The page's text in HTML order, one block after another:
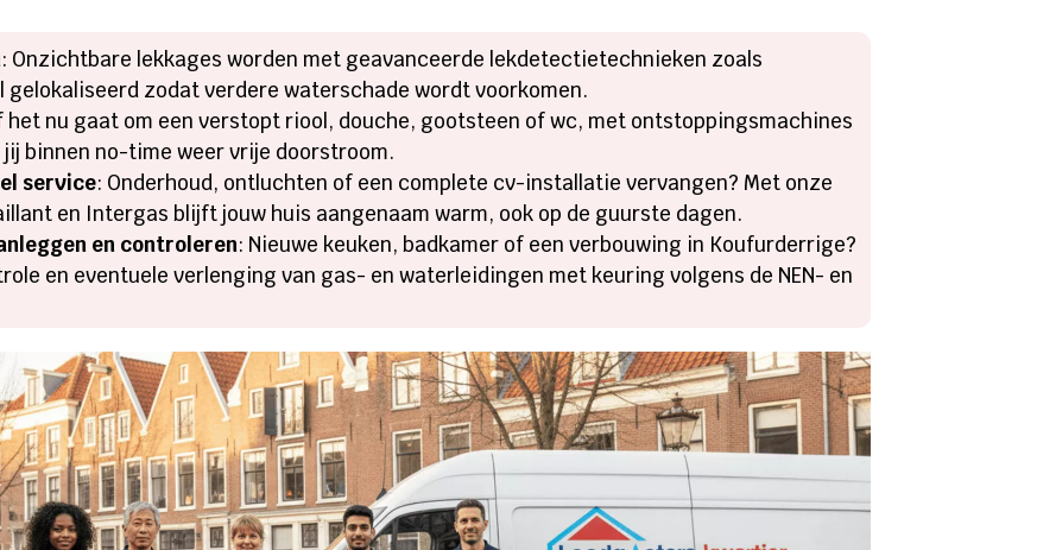
: Onzichtbare lekkages worden met geavanceerde lekdetectietechnieken zoals
zodat verdere waterschade wordt voorkomen.
het nu gaat om een verstopt riool, douche, gootsteen of wc, met ontstoppingsmachines
binnen no-time weer vrije doorstroom.
service: Onderhoud, ontluchten of een complete cv-installatie vervangen? Met onze
en Intergas blijft jouw huis aangenaam warm, ook op de guurste dagen.
en controleren: Nieuwe keuken, badkamer of een verbouwing in Koufurderrige?
en eventuele verlenging van gas- en waterleidingen met keuring volgens de NEN- en